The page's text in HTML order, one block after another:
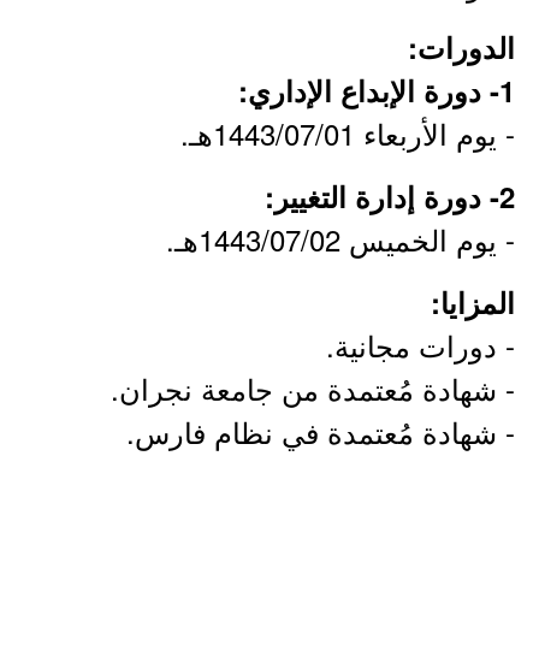
الدورات:
1- دورة الإبداع الإداري:
- يوم الأربعاء 1443/07/01هـ.
2- دورة إدارة التغيير:
- يوم الخميس 1443/07/02هـ.
المزايا:
- دورات مجانية.
- شهادة مُعتمدة من جامعة نجران.
- شهادة مُعتمدة في نظام فارس.